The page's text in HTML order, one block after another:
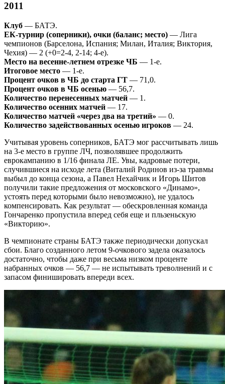
2011
Клуб — БАТЭ.
ЕК-турнир (соперники), очки (баланс; место) — Лига
чемпионов (Барселона, Испания; Милан, Италия; Виктория,
Чехия) — 2 (+0=2-4, 2-14; 4-е).
Место на весенне-летнем отрезке ЧБ — 1-е.
Итоговое место — 1-е.
Процент очков в ЧБ до старта ГТ — 71,0.
Процент очков в ЧБ осенью — 56,7.
Количество перенесенных матчей — 1.
Количество осенних матчей — 17.
Количество матчей «через два на третий» — 0.
Количество задействованных осенью игроков — 24.
Учитывая уровень соперников, БАТЭ мог рассчитывать лишь
на 3-е место в группе ЛЧ, позволявшее продолжить
еврокампанию в 1/16 финала ЛЕ. Увы, кадровые потери,
случившиеся на исходе лета (Виталий Родинов из-за травмы
выбыл до конца сезона, а Павел Нехайчик и Игорь Шитов
получили такие предложения от московского «Динамо»,
устоять перед которыми было невозможно), не удалось
компенсировать. Как результат — обескровленная команда
Гончаренко пропустила вперед себя еще и пльзеньскую
«Викторию».
В чемпионате страны БАТЭ также периодически допускал
сбои. Благо созданного летом 9-очкового задела оказалось
достаточно, чтобы даже при весьма низком проценте
набранных очков — 56,7 — не испытывать треволнений и с
запасом финишировать впереди всех.